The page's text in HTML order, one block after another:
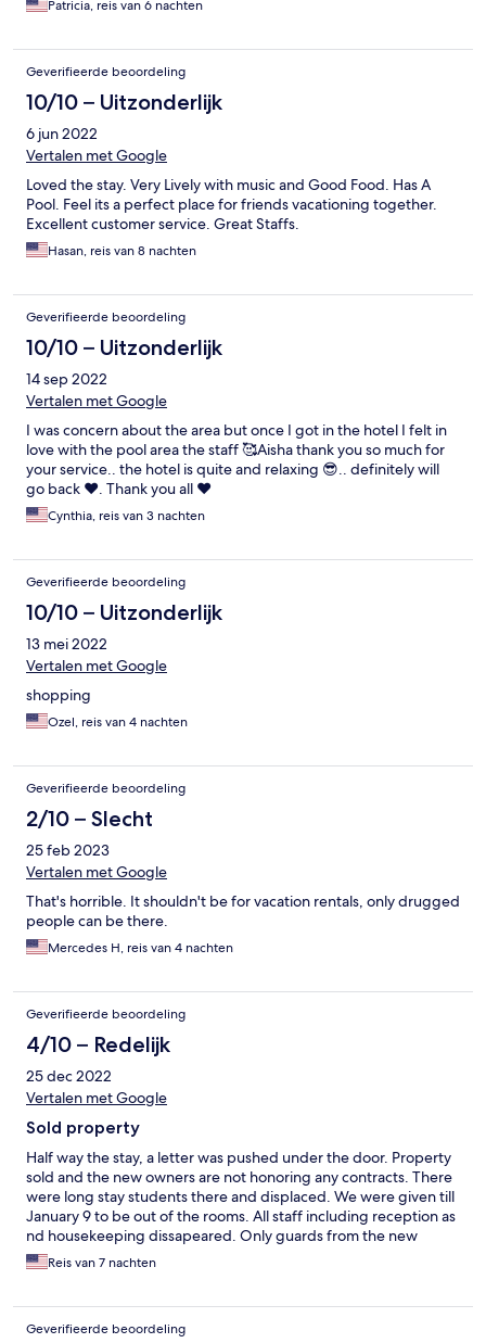
Patricia, reis van 6 nachten
Geverifieerde beoordeling
10/10 – Uitzonderlijk
6 jun 2022
Vertalen met Google
Loved the stay. Very Lively with music and Good Food. Has A
Pool. Feel its a perfect place for friends vacationing together.
Excellent customer service. Great Staffs.
Hasan, reis van 8 nachten
Geverifieerde beoordeling
10/10 – Uitzonderlijk
14 sep 2022
Vertalen met Google
I was concern about the area but once I got in the hotel I felt in
love with the pool area the staff 🥰Aisha thank you so much for
your service.. the hotel is quite and relaxing 😎.. definitely will
go back ❤️. Thank you all ❤️
Cynthia, reis van 3 nachten
Geverifieerde beoordeling
10/10 – Uitzonderlijk
13 mei 2022
Vertalen met Google
shopping
Ozel, reis van 4 nachten
Geverifieerde beoordeling
2/10 – Slecht
25 feb 2023
Vertalen met Google
That's horrible. It shouldn't be for vacation rentals, only drugged
people can be there.
Mercedes H, reis van 4 nachten
Geverifieerde beoordeling
4/10 – Redelijk
25 dec 2022
Vertalen met Google
Sold property
Half way the stay, a letter was pushed under the door. Property
sold and the new owners are not honoring any contracts. There
were long stay students there and displaced. We were given till
January 9 to be out of the rooms. All staff including reception as
nd housekeeping dissapeared. Only guards from the new
owners guarding the property 24/7. They had no information
who was staying at the property.
Reis van 7 nachten
Geverifieerde beoordeling